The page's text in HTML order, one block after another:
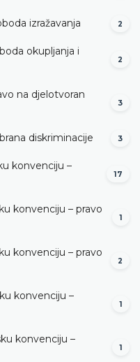
izražavanja 2
okupljanja i
2
na djelotvoran
3
diskriminacije 3
konvenciju –
17
konvenciju – pravo
1
konvenciju – pravo
2
konvenciju –
1
konvenciju –
1